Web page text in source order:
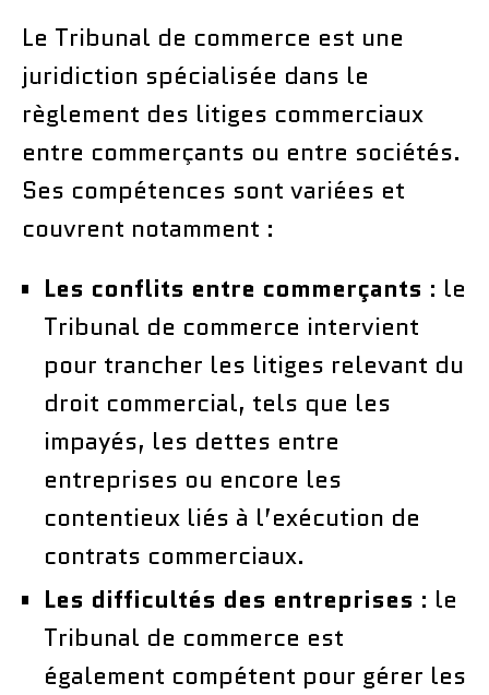
Le Tribunal de commerce est une
juridiction spécialisée dans le
règlement des litiges commerciaux
entre commerçants ou entre sociétés.
Ses compétences sont variées et
couvrent notamment :
Les conflits entre commerçants : le
Tribunal de commerce intervient
pour trancher les litiges relevant du
droit commercial, tels que les
impayés, les dettes entre
entreprises ou encore les
contentieux liés à l’exécution de
contrats commerciaux.
Les difficultés des entreprises : le
Tribunal de commerce est
également compétent pour gérer les